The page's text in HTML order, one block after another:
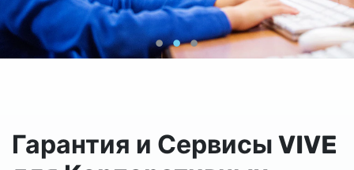
Гарантия и Сервисы VIVE